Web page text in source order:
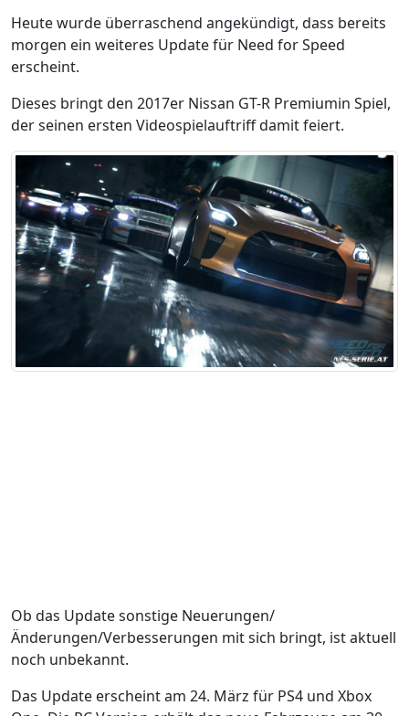
Heute wurde überraschend angekündigt, dass bereits
morgen ein weiteres Update für Need for Speed
erscheint.
Dieses bringt den 2017er Nissan GT-R Premiumin Spiel,
der seinen ersten Videospielauftriff damit feiert.
Ob das Update sonstige Neuerungen/
Änderungen/Verbesserungen mit sich bringt, ist aktuell
noch unbekannt.
Das Update erscheint am 24. März für PS4 und Xbox